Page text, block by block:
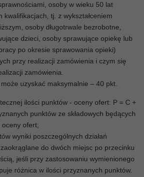
osoby w wieku 50 lat
kwalifikacjach, tj. z wykształceniem
osoby długotrwale bezrobotne,
dzieci, osoby sprawujące opiekę lub
po okresie sprawowania opieki)
przy realizacji zamówienia i czym się
zamówienia.
uzyskać maksymalnie – 40 pkt.
ilości punktów - oceny ofert: P = C +
punktów ze składowych będących
ofert;
wyniki poszczególnych działań
do dwóch miejsc po przecinku
jeśli przy zastosowaniu wymienionego
różnica w ilości przyznanych punktów.